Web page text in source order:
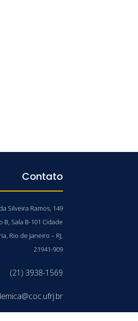
Contato
Silveira Ramos, 149
B, Sala B-101 Cidade
Rio de Janeiro – RJ,
21941-909
(21) 3938-1569